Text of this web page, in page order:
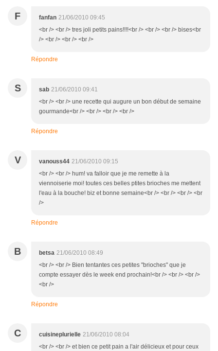
F fanfan 21/06/2010 09:45
<br /> <br /> tres joli petits pains!!!!<br /> <br /> <br /> bises<br
/> <br /> <br /> <br />
Répondre
S sab 21/06/2010 09:41
<br /> <br /> une recette qui augure un bon début de semaine
gourmande<br /> <br /> <br /> <br />
Répondre
V vanouss44 21/06/2010 09:15
<br /> <br /> hum! va falloir que je me remette à la
viennoiserie moi! toutes ces belles ptites brioches me mettent
l'eau à la bouche! biz et bonne semaine<br /> <br /> <br /> <br
/>
Répondre
B betsa 21/06/2010 08:49
<br /> <br /> Bien tentantes ces petites "brioches" que je
compte essayer dès le week end prochain!<br /> <br /> <br />
<br />
Répondre
C cuisineplurielle 21/06/2010 08:04
<br /> <br /> et bien ce petit pain a l'air délicieux et pour ceux